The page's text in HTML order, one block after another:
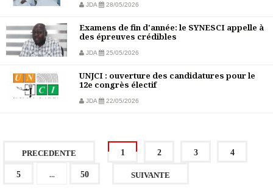
JDA 28/05/2026
Examens de fin d'année: le SYNESCI appelle à
des épreuves crédibles
JDA 25/05/2026
UNJCI : ouverture des candidatures pour le
12e congrès électif
JDA 22/05/2026
PRECEDENTE 1 2 3 4
5 ... 50 SUIVANTE